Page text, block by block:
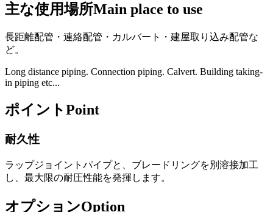
主な使用場所Main place to use
長距離配管 ・ 連絡配管 ・ カルバート ・ 建屋取り込み配管な
ど。
Long distance piping. Connection piping. Calvert. Building taking-
in piping etc...
ポイントPoint
耐久性
ラップジョ イントパイプと ブレード リングを別溶接加工
し
最大限の耐圧性能を発揮し ます。
オプションOption